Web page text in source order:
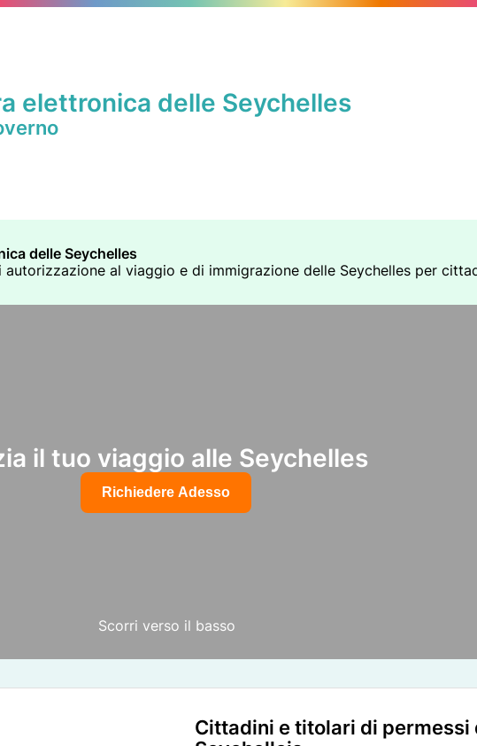
elettronica delle Seychelles
delle Seychelles
al viaggio e di immigrazione delle Seychelles per
il tuo viaggio alle Seychelles
Richiedere Adesso
Scorri verso il basso
Cittadini e titolari di permessi